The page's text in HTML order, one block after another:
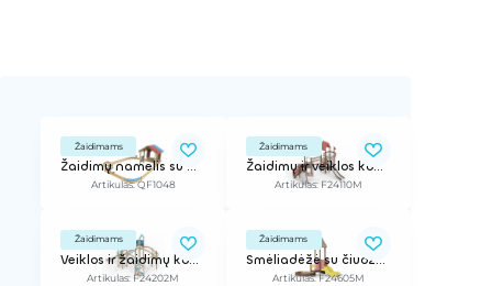
Žaidimams
Žaidimų namelis su aikštele
Artikulas: QF1048
Žaidimams
Žaidimų ir veiklos kompleksas Vilja
Artikulas: F24110M
Žaidimams
Veiklos ir žaidimų kompleksas Eeli
Artikulas: F24202M
Žaidimams
Smėliadėžė su čiuožykla, 3,2x2,75
Artikulas: F24605M